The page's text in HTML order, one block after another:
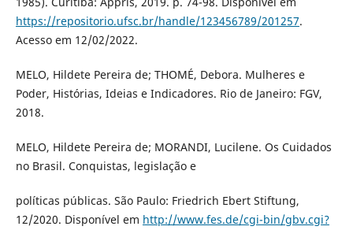
https://repositorio.ufsc.br/handle/123456789/201257.
Acesso em 12/02/2022.
MELO, Hildete Pereira de; THOMÉ, Debora. Mulheres e
Poder, Histórias, Ideias e Indicadores. Rio de Janeiro: FGV,
2018.
MELO, Hildete Pereira de; MORANDI, Lucilene. Os Cuidados
no Brasil. Conquistas, legislação e
políticas públicas. São Paulo: Friedrich Ebert Stiftung,
12/2020. Disponível em http://www.fes.de/cgi-bin/gbv.cgi?